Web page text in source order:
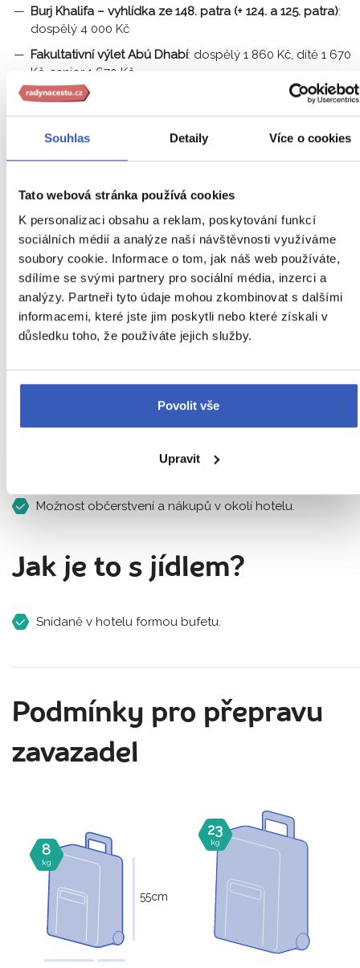
Souhlas Detaily Více o cookies
Tato webová stránka používá cookies
K personalizaci obsahu a reklam, poskytování funkcí
sociálních médií a analýze naší návštěvnosti využíváme
soubory cookie. Informace o tom, jak náš web používáte,
sdílíme se svými partnery pro sociální média, inzerci a
analýzy. Partneři tyto údaje mohou zkombinovat s dalšími
informacemi, které jste jim poskytli nebo které získali v
důsledku toho, že používáte jejich služby.
Povolit vše
Upravit
Burj Khalifa – vyhlídka ze 148. patra (+ 124. a 125. patra):
dospělý 4 000 Kč
Fakultativní výlet Abú Dhabí: dospělý 1 860 Kč, dítě 1 670
Kč, senior 1 670 Kč
Podrobnosti ke vstupnému
Vstupné na místě
Orientační ceny vstupenek na atrakce, které můžete v rámci
programu či mimo program absolvovat, ovšem lze je
pouze na místě.
vláček na Palm Jumeirah: 20 AED (jednosměrná
jízdenka)
aquapark v hotelu Atlantis na Palm Jumeirah: 315 AED
Ferrari world (základní vstupné): 345 AED
AED
Kde budete ubytováni?
Možnost občerstvení a nákupů v okolí hotelu.
Jak je to s jídlem?
Snídaně v hotelu formou bufetu.
Podmínky pro přepravu
zavazadel
8
kg
55cm
23
kg